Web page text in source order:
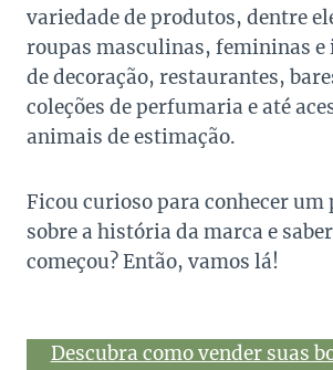
variedade de produtos, dentre
roupas masculinas, femininas
de decoração, restaurantes,
coleções de perfumaria e até
animais de estimação.
Ficou curioso para conhecer um
sobre a história da marca e
começou? Então, vamos lá!
Descubra como vender suas